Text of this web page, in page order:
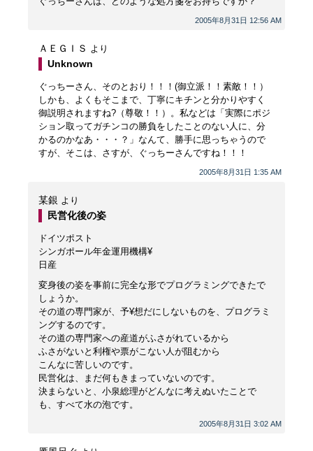
2005年8月31日 12:56 AM
ＡＥＧＩＳ より
2005年8月31日 1:35 AM
Unknown
ぐっちーさん、そのとおり！！！(御立派！！素敵！！）
しかも、よくもそこまで、丁寧にキチンと分かりやすく
御説明されますね?（尊敬！！）。私などは「実際にポジ
ション取ってガチンコの勝負をしたことのない人に、分
かるのかなあ・・・？」なんて、勝手に思っちゃうので
すが、そこは、さすが、ぐっちーさんですね！！！
某銀 より
2005年8月31日 3:02 AM
民営化後の姿
ドイツポスト
シンガポール年金運用機構¥
日産
変身後の姿を事前に完全な形でプログラミングできたで
しょうか。
その道の専門家が、予¥想だにしないものを、プログラミ
ングするのです。
その道の専門家への産道がふさがれているから
ふさがないと利権や票がこない人が阻むから
こんなに苦しいのです。
民営化は、まだ何もきまっていないのです。
決まらないと、小泉総理がどんなに考えぬいたことで
も、すべて水の泡です。